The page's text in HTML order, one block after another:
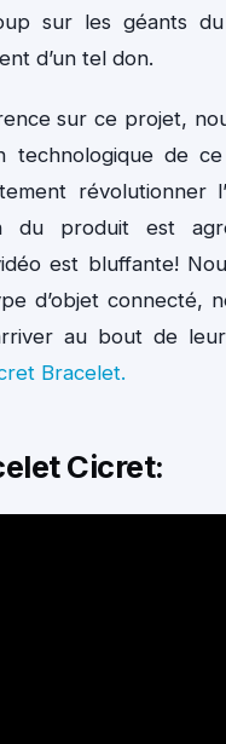
sur les géants
d’un tel don.
sur ce projet,
technologique de
révolutionner
du produit est
est bluffante!
d’objet connecté,
au bout de
Bracelet.
Cicret: